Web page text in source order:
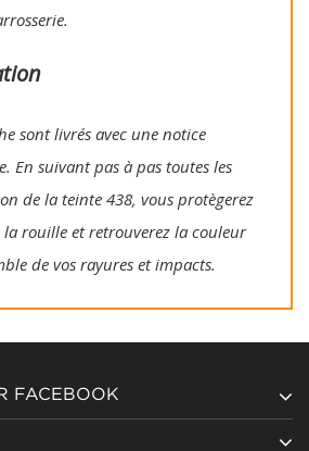
sont livrés avec une notice
En suivant pas à pas toutes les
de la teinte 438, vous protègerez
la rouille et retrouverez la couleur
de vos rayures et impacts.
FACEBOOK